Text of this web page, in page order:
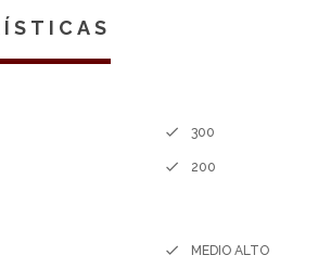
e integración.
FUSIONA LA NATURALEZA DEL
done 300
done 200
done MEDIO ALTO